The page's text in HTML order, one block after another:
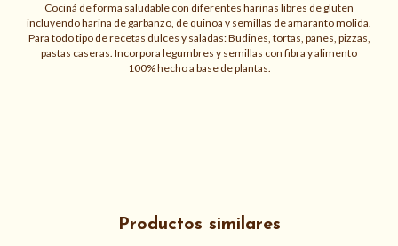
Cociná de forma saludable con diferentes harinas libres de gluten
incluyendo harina de garbanzo, de quinoa y semillas de amaranto molida.
Para todo tipo de recetas dulces y saladas: Budines, tortas, panes, pizzas,
pastas caseras. Incorpora legumbres y semillas con fibra y alimento
100% hecho a base de plantas.
Productos similares